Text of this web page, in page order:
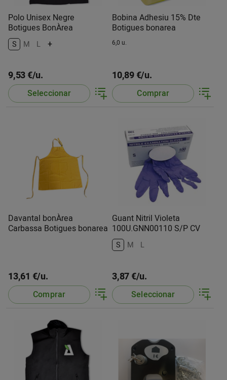
Polo Unisex Negre
Botigues BonÀrea
S M L +
9,53 €/u.
Seleccionar
Bobina Adhesiu 15% Dte
Botigues bonarea
6,0 u.
10,89 €/u.
Comprar
Davantal bonÀrea
Carbassa Botigues bonarea
13,61 €/u.
Comprar
Guant Nitril Violeta
100U.GNN00110 S/P CV
S M L
3,87 €/u.
Seleccionar